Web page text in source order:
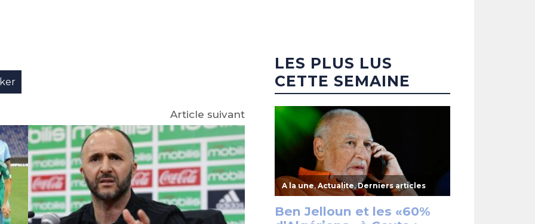
Article suivant
LES PLUS LUS
CETTE SEMAINE